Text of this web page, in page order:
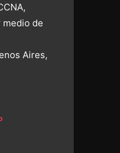
medio de
Aires,